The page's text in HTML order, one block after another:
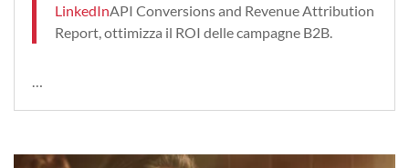
LinkedInAPI Conversions and Revenue Attribution
Report, ottimizza il ROI delle campagne B2B.
…